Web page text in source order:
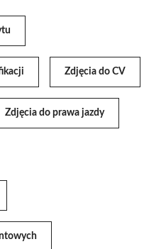
Zdjęcia do CV
Zdjęcia do prawa jazdy